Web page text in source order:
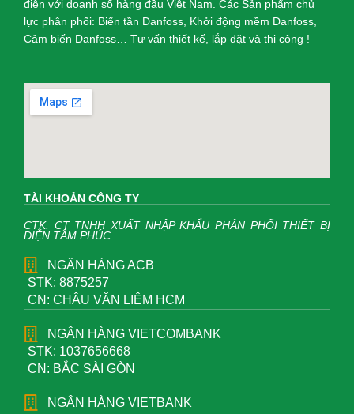
điện với doanh số hàng đầu Việt Nam. Các Sản phẩm chủ
lực phân phối: Biến tần Danfoss, Khởi động mềm Danfoss,
Cảm biến Danfoss… Tư vấn thiết kế, lắp đặt và thi công !
TÀI KHOẢN CÔNG TY
CTK: CT TNHH XUẤT NHẬP KHẨU PHÂN PHỐI THIẾT BỊ
ĐIỆN TÂM PHÚC
NGÂN HÀNG ACB
STK: 8875257
CN: CHÂU VĂN LIÊM HCM
NGÂN HÀNG VIETCOMBANK
STK: 1037656668
CN: BẮC SÀI GÒN
NGÂN HÀNG VIETBANK